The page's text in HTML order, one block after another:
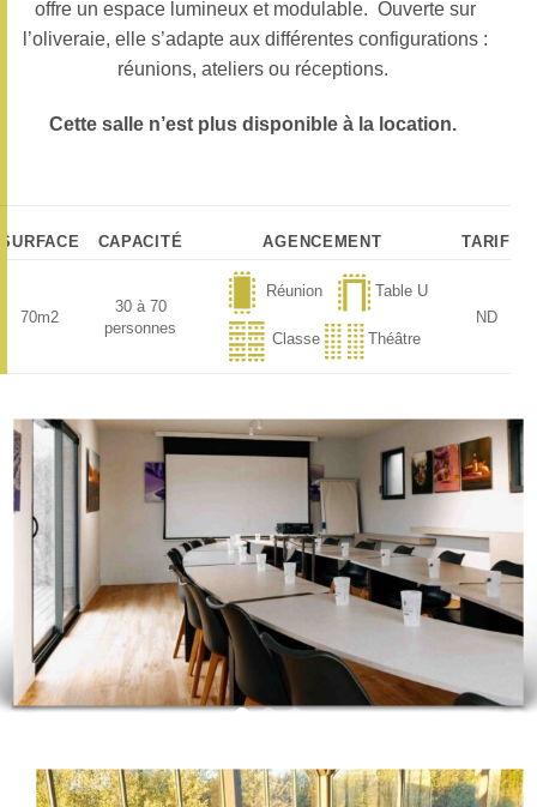
offre un espace lumineux et modulable. Ouverte sur
l’oliveraie, elle s’adapte aux différentes configurations :
réunions, ateliers ou réceptions.
Cette salle n’est plus disponible à la location.
SURFACE CAPACITÉ AGENCEMENT TARIF
70m2
30 à 70
personnes
Réunion Table U
Classe Théâtre
ND